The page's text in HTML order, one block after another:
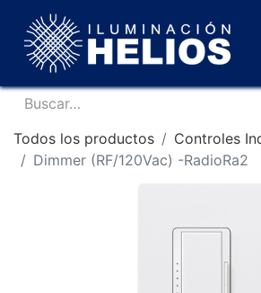
Todos los productos
Controles
Dimmer (RF/120Vac) -RadioRa2